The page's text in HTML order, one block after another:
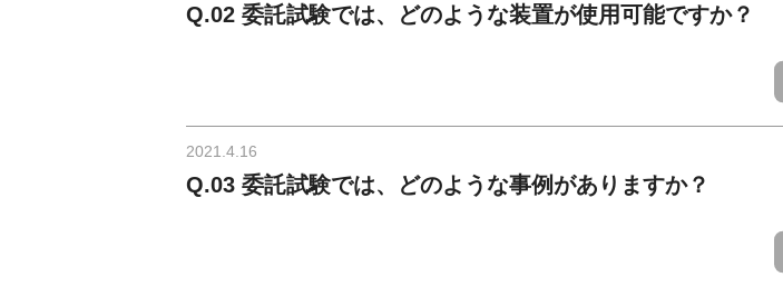
Q.02 委託試験では、どのような装置が使用可能ですか？
2021.4.16
Q.03 委託試験では、どのような事例がありますか？